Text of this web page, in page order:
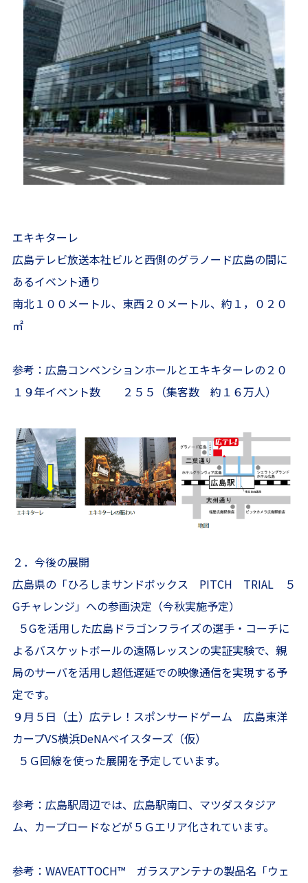
エキキターレ
広島テレビ放送本社ビルと西側のグラノード広島の間に
あるイベント通り
南北１００メートル、東西２０メートル、約１，０２０
㎡
参考：広島コンベンションホールとエキキターレの２０
１９年イベント数 ２５５（集客数 約１６万人）
２．今後の展開
広島県の「ひろしまサンドボックス PITCH TRIAL ５
Gチャレンジ」への参画決定（今秋実施予定）
５Gを活用した広島ドラゴンフライズの選手・コーチに
よるバスケットボールの遠隔レッスンの実証実験で、親
局のサーバを活用し超低遅延での映像通信を実現する予
定です。
９月５日（土）広テレ！スポンサードゲーム 広島東洋
カープVS横浜DeNAベイスターズ（仮）
５Ｇ回線を使った展開を予定しています。
参考：広島駅周辺では、広島駅南口、マツダスタジア
ム、カープロードなどが５Ｇエリア化されています。
参考：WAVEATTOCH™ガラスアンテナの製品名「ウェ